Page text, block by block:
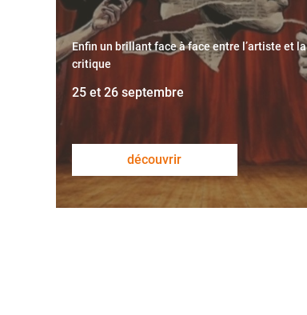
Enfin un brillant face à face entre l’artiste et la
critique
25 et 26 septembre
découvrir